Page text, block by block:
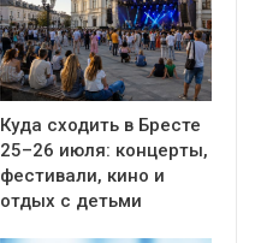
Куда сходить в Бресте
25–26 июля: концерты,
фестивали, кино и
отдых с детьми